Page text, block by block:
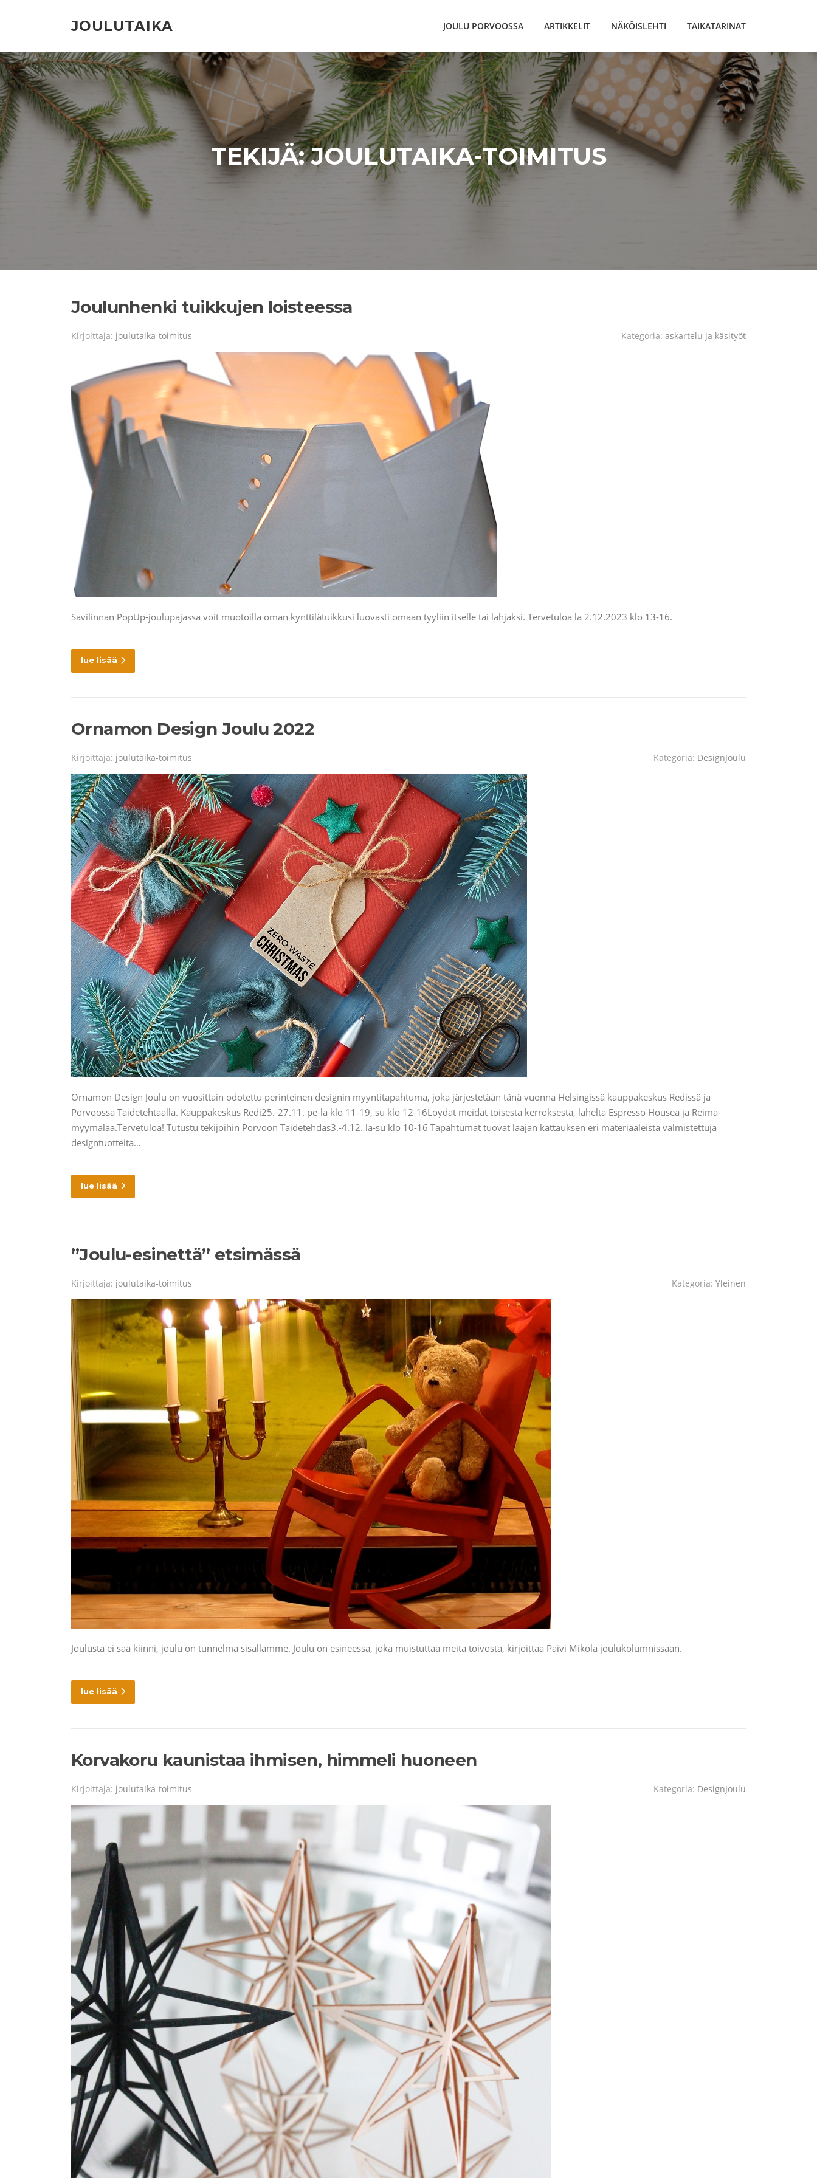
JOULUTAIKA JOULU PORVOOSSA ARTIKKELIT NÄKÖISLEHTI TAIKATARINAT
TEKIJÄ:JOULUTAIKA-TOIMITUS
Joulunhenki tuikkujen loisteessa
Kirjoittaja: joulutaika-toimitus Kategoria: askartelu ja käsityöt
Savilinnan PopUp-joulupajassa voit muotoilla oman kynttilätuikkusi luovasti omaan tyyliin itselle tai lahjaksi. Tervetuloa la 2.12.2023 klo 13-16.
lue lisää
Ornamon Design Joulu 2022
Kirjoittaja: joulutaika-toimitus Kategoria: DesignJoulu
Ornamon Design Joulu on vuosittain odotettu perinteinen designin myyntitapahtuma, joka järjestetään tänä vuonna Helsingissä kauppakeskus Redissä ja
Porvoossa Taidetehtaalla. Kauppakeskus Redi25.-27.11. pe-la klo 11-19, su klo 12-16Löydät meidät toisesta kerroksesta, läheltä Espresso Housea ja Reima-
myymälää.Tervetuloa! Tutustu tekijöihin Porvoon Taidetehdas3.-4.12. la-su klo 10-16 Tapahtumat tuovat laajan kattauksen eri materiaaleista valmistettuja
designtuotteita…
lue lisää
”Joulu-esinettä” etsimässä
Kirjoittaja: joulutaika-toimitus Kategoria: Yleinen
Joulusta ei saa kiinni, joulu on tunnelma sisällämme. Joulu on esineessä, joka muistuttaa meitä toivosta, kirjoittaa Päivi Mikola joulukolumnissaan.
lue lisää
Korvakoru kaunistaa ihmisen, himmeli huoneen
Kirjoittaja: joulutaika-toimitus Kategoria: DesignJoulu